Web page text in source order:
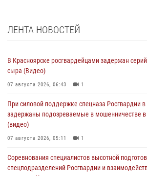
ЛЕНТА НОВОСТЕЙ
В Красноярске росгвардейцами задержан
сыра (Видео)
07 августа 2026, 06:43 1
При силовой поддержке спецназа Росгвардии
задержаны подозреваемые в мошенничестве в
(видео)
07 августа 2026, 05:11 1
Соревнования специалистов высотной
спецподразделений Росгвардии и